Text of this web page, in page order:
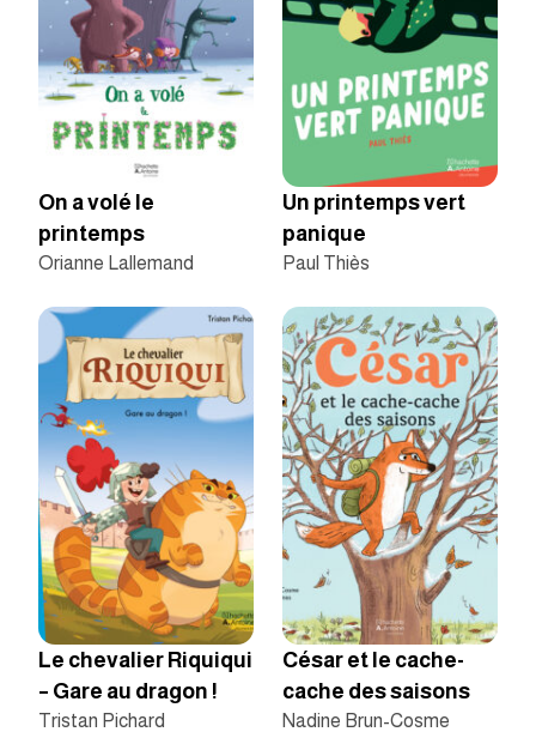
Un printemps vert
panique
Paul Thiès
On a volé le
printemps
Orianne Lallemand
César et le cache-
cache des saisons
Nadine Brun-Cosme
Le chevalier Riquiqui
– Gare au dragon !
Tristan Pichard